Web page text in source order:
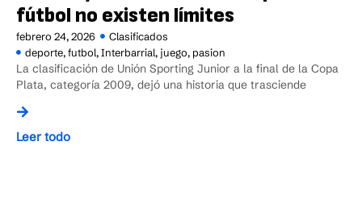
fútbol no existen límites
febrero 24, 2026
Clasificados
deporte,futbol,Interbarrial, juego, pasion
La clasificación de Unión Sporting Junior a la final de la Copa
Plata, categoría 2009, dejó una historia que trasciende
Leer todo